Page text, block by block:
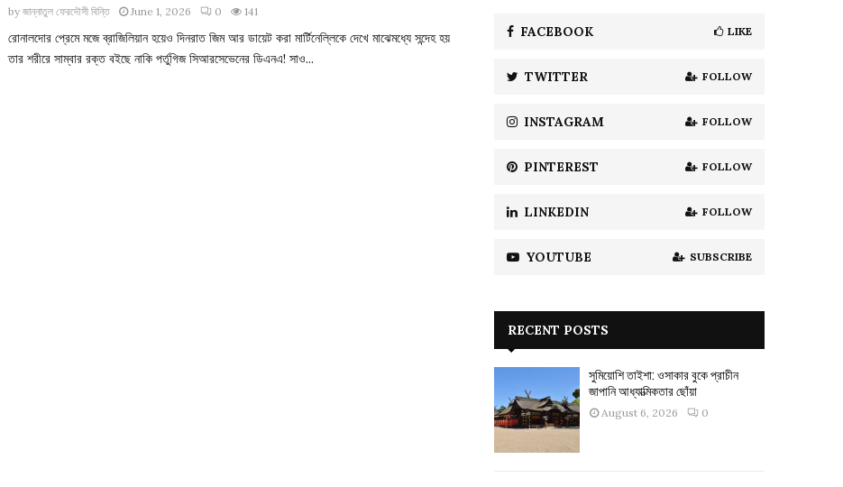
byজান্নাতুল ফেরদৌসী বিন্তি June 1, 2026 0 141
রোনালদোর প্রেমে মজে ব্রাজিলিয়ান হয়েও দিনরাত জিম আর ডায়েট করা মার্টিনেল্লিকে দেখে মাঝেমধ্যে সন্দেহ হয়
তার শরীরে সাম্বার রক্ত বইছে নাকি পর্তুগিজ সিআরসেভেনের ডিএনএ! সাও...
C
H
FACEBOOK LIKE
TWITTER FOLLOW
INSTAGRAM FOLLOW
PINTEREST FOLLOW
LINKEDIN FOLLOW
YOUTUBE SUBSCRIBE
RECENT POSTS
সুমিয়োশি তাইশা: ওসাকার বুকে প্রাচীন
জাপানি আধ্যাত্মিকতার ছোঁয়া
August 6, 2026 0